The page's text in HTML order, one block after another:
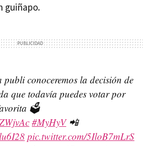
guiñapo.
publi conoceremos la decisión de
que todavía puedes votar por
🗳
#MyHyV📲
pic.twitter.com/5IloB7mLrS